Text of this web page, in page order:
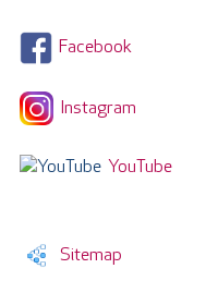
Facebook
Instagram
YouTube
Sitemap